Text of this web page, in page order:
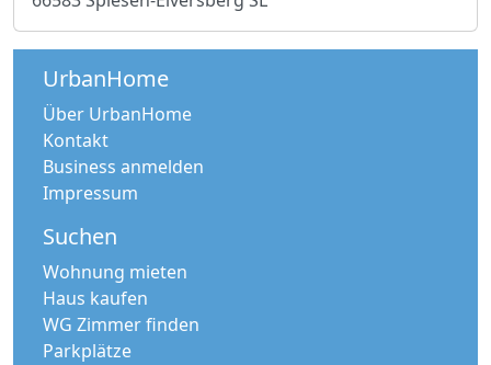
UrbanHome
Über UrbanHome
Kontakt
Business anmelden
Impressum
Suchen
Wohnung mieten
Haus kaufen
WG Zimmer finden
Parkplätze